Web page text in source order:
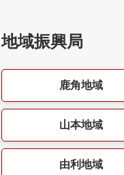
地域振興局
鹿角地域
山本地域
由利地域